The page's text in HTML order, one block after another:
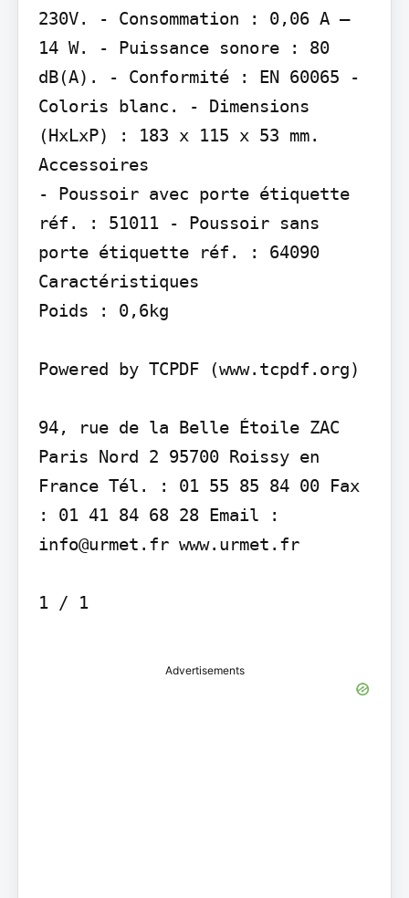
230V. - Consommation : 0,06 A –
14 W. - Puissance sonore : 80
dB(A). - Conformité : EN 60065 -
Coloris blanc. - Dimensions
(HxLxP) : 183 x 115 x 53 mm.
Accessoires
- Poussoir avec porte étiquette
réf. : 51011 - Poussoir sans
porte étiquette réf. : 64090
Caractéristiques
Poids : 0,6kg
Powered by TCPDF (www.tcpdf.org)
94, rue de la Belle Étoile ZAC
Paris Nord 2 95700 Roissy en
France Tél. : 01 55 85 84 00 Fax
: 01 41 84 68 28 Email :
info@urmet.fr www.urmet.fr
1 / 1
Advertisements